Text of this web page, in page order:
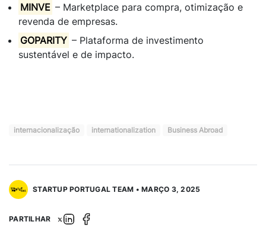
MINVE – Marketplace para compra, otimização e
revenda de empresas.
GOPARITY – Plataforma de investimento
sustentável e de impacto.
internacionalização internationalization Business Abroad
STARTUP PORTUGAL TEAM • MARÇO 3, 2025
PARTILHAR